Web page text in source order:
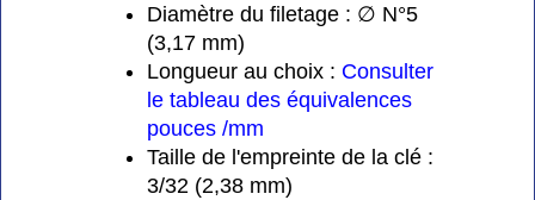
Diamètre du filetage : ∅ N°5
(3,17 mm)
Longueur au choix : Consulter
le tableau des équivalences
pouces /mm
Taille de l'empreinte de la clé :
3/32 (2,38 mm)